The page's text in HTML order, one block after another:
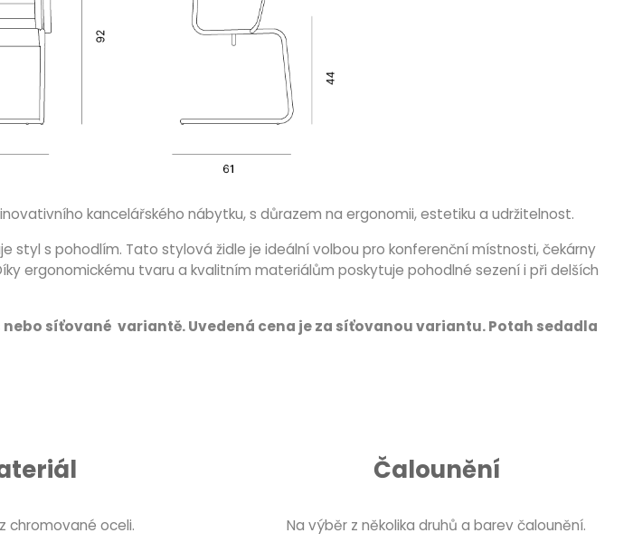
kancelářského nábytku, s důrazem na ergonomii, estetiku a udržitelnost.
styl s pohodlím. Tato stylová židle je ideální volbou pro konferenční místnosti, čekárny
ergonomickému tvaru a kvalitním materiálům poskytuje pohodlné sezení i při delších
síťované variantě. Uvedená cena je za síťovanou variantu. Potah sedadla
chromované oceli.
Čalounění
Na výběr z několika druhů a barev čalounění.